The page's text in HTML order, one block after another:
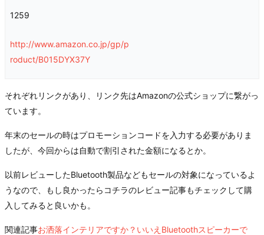
1259
http://www.amazon.co.jp/gp/p
roduct/B015DYX37Y
それぞれリンクがあり、リンク先はAmazonの公式ショップに繋がっ
ています。
年末のセールの時はプロモーションコードを入力する必要がありま
したが、今回からは自動で割引された金額になるとか。
以前レビューしたBluetooth製品などもセールの対象になっているよ
うなので、もし良かったらコチラのレビュー記事もチェックして購
入してみると良いかも。
関連記事お洒落インテリアですか？いいえBluetoothスピーカーで